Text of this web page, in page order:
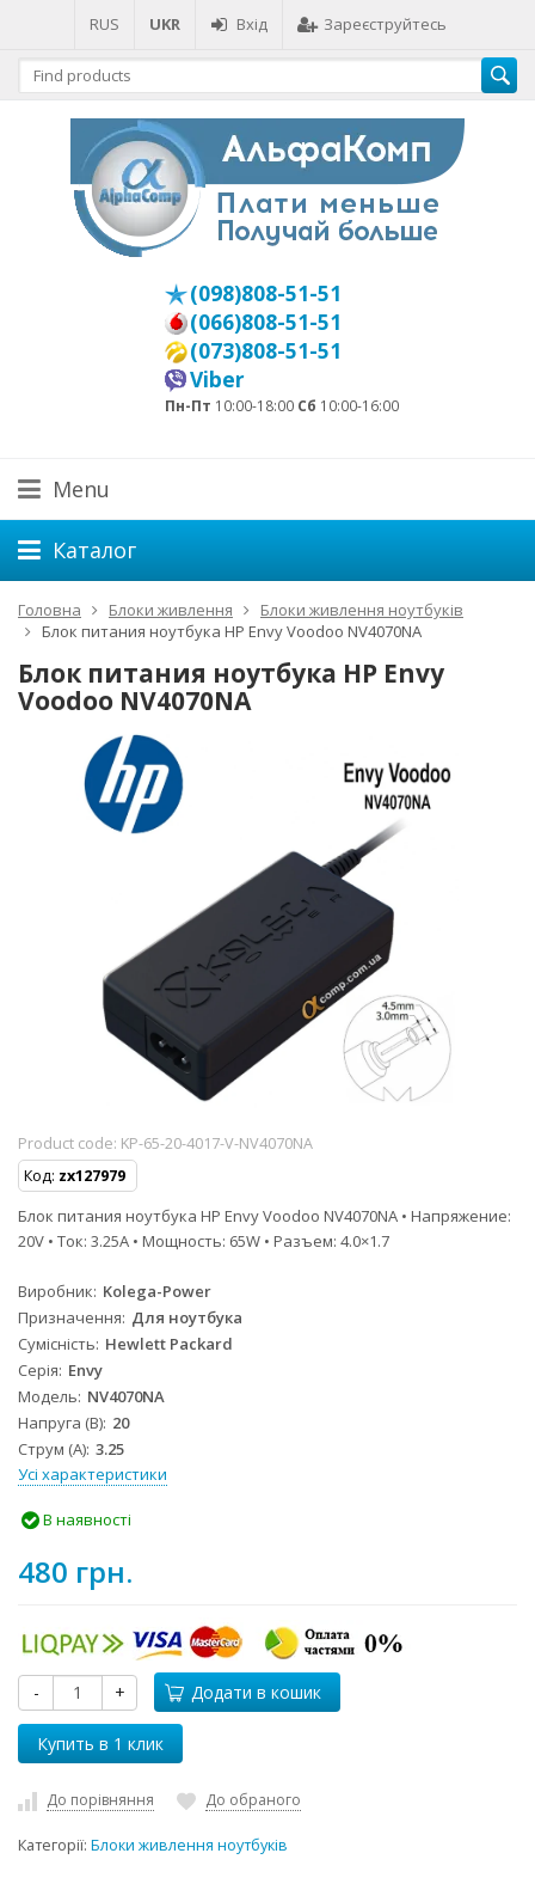
RUS UKR Вхід Зареєструйтесь
(098)808-51-51
(066)808-51-51
(073)808-51-51
Viber
Пн-Пт 10:00-18:00 Сб 10:00-16:00
Menu
Каталог
Головна Блоки живлення
Блоки живлення ноутбуків
Блок питания ноутбука HP Envy Voodoo NV4070NA
Блок питания ноутбука HP Envy
Voodoo NV4070NA
Product code: KP-65-20-4017-V-NV4070NA
Код: zx127979
Блок питания ноутбука HP Envy Voodoo NV4070NA • Напряжение:
20V • Ток: 3.25A • Мощность: 65W • Разъем: 4.0×1.7
Виробник Kolega-Power
Призначення Для ноутбука
Сумісність Hewlett Packard
Серія Envy
Модель NV4070NA
Напруга (В) 20
Струм (А) 3.25
Усі характеристики
В наявності
480 грн.
- + Додати в кошик
До порівняння До обраного
Категорії: Блоки живлення ноутбуків